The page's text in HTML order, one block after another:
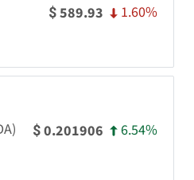
$589.93 1.60%
$0.201906 6.54%